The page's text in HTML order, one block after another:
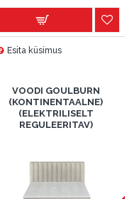
Esita küsimus
VOODI GOULBURN
(KONTINENTAALNE)
(ELEKTRILISELT
REGULEERITAV)